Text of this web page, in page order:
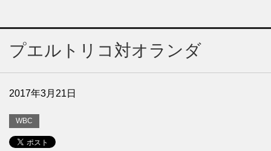
プエルトリコ対オランダ
2017年3月21日
WBC